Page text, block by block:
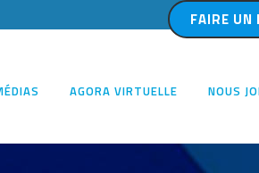
FAIRE UN
AGORA VIRTUELLE NOUS